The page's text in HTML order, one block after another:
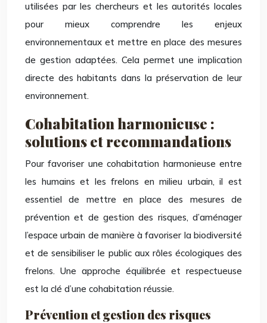
utilisées par les chercheurs et les autorités locales
pour mieux comprendre les enjeux
environnementaux et mettre en place des mesures
de gestion adaptées. Cela permet une implication
directe des habitants dans la préservation de leur
environnement.
Cohabitation harmonieuse :
solutions et recommandations
Pour favoriser une cohabitation harmonieuse entre
les humains et les frelons en milieu urbain, il est
essentiel de mettre en place des mesures de
prévention et de gestion des risques, d’aménager
l’espace urbain de manière à favoriser la biodiversité
et de sensibiliser le public aux rôles écologiques des
frelons. Une approche équilibrée et respectueuse
est la clé d’une cohabitation réussie.
Prévention et gestion des risques